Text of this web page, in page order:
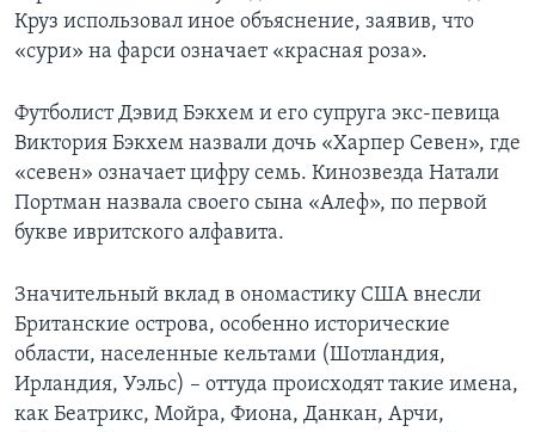
Круз использовал иное объяснение, заявив, что
«сури» на фарси означает «красная роза».
Футболист Дэвид Бэкхем и его супруга экс-певица
Виктория Бэкхем назвали дочь «Харпер Севен», где
«севен» означает цифру семь. Кинозвезда Натали
Портман назвала своего сына «Алеф», по первой
букве ивритского алфавита.
Значительный вклад в ономастику США внесли
Британские острова, особенно исторические
области, населенные кельтами (Шотландия,
Ирландия, Уэльс) – оттуда происходят такие имена,
как Беатрикс, Мойра, Фиона, Данкан, Арчи,